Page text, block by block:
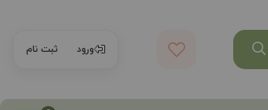
ورود ثبت نام